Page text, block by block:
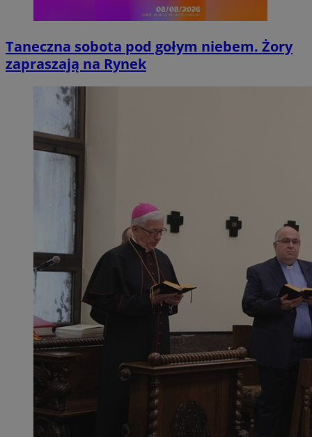
Taneczna sobota pod gołym niebem. Żory
zapraszają na Rynek